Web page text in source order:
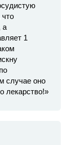
что
а
1
случае оно
лекарство!»